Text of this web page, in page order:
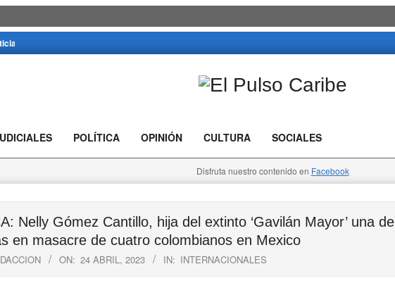
Caribe
POLÍTICA OPINIÓN CULTURA SOCIALES
Disfruta nuestro contenido en Facebook
Nelly Gómez Cantillo, hija del extinto ‘Gavilán Mayor’ una de
en masacre de cuatro colombianos en Mexico
ON: 24 ABRIL, 2023 IN: INTERNACIONALES